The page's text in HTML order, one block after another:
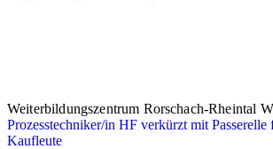
Weiterbildungszentrum Rorschach-Rheintal
Prozesstechniker/in HF verkürzt mit Passerelle
Kaufleute